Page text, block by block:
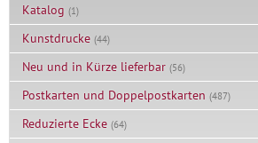
Katalog (1)
Kunstdrucke (44)
Neu und in Kürze lieferbar (56)
Postkarten und Doppelpostkarten (487)
Reduzierte Ecke (64)